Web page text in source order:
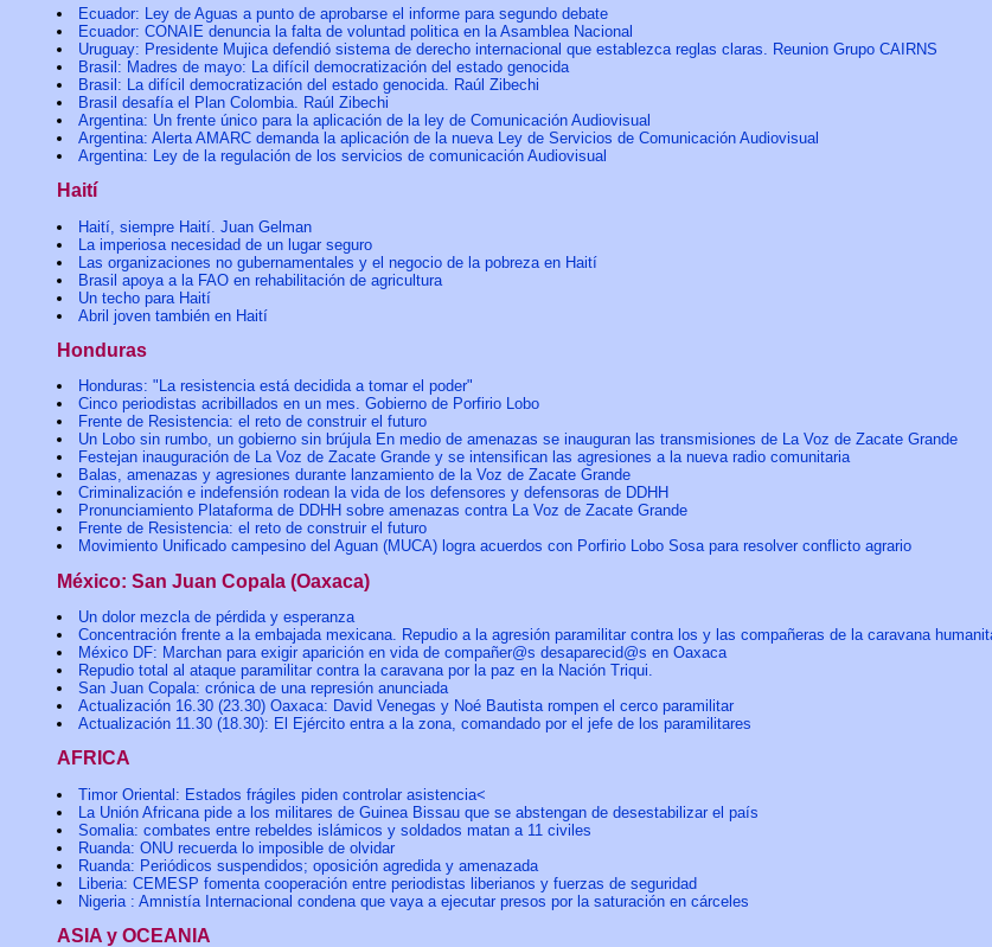
Ecuador: Ley de Aguas a punto de aprobarse el informe para segundo debate
Ecuador: CONAIE denuncia la falta de voluntad politica en la Asamblea Nacional
Uruguay: Presidente Mujica defendió sistema de derecho internacional que establezca reglas claras. Reunion Grupo CAIRNS
Brasil: Madres de mayo: La difícil democratización del estado genocida
Brasil: La difícil democratización del estado genocida. Raúl Zibechi
Brasil desafía el Plan Colombia. Raúl Zibechi
Argentina: Un frente único para la aplicación de la ley de Comunicación Audiovisual
Argentina: Alerta AMARC demanda la aplicación de la nueva Ley de Servicios de Comunicación Audiovisual
Argentina: Ley de la regulación de los servicios de comunicación Audiovisual
Haití
Haití, siempre Haití. Juan Gelman
La imperiosa necesidad de un lugar seguro
Las organizaciones no gubernamentales y el negocio de la pobreza en Haití
Brasil apoya a la FAO en rehabilitación de agricultura
Un techo para Haití
Abril joven también en Haití
Honduras
Honduras: "La resistencia está decidida a tomar el poder"
Cinco periodistas acribillados en un mes. Gobierno de Porfirio Lobo
Frente de Resistencia: el reto de construir el futuro
Un Lobo sin rumbo, un gobierno sin brújula En medio de amenazas se inauguran las transmisiones de La Voz de Zacate Grande
Festejan inauguración de La Voz de Zacate Grande y se intensifican las agresiones a la nueva radio comunitaria
Balas, amenazas y agresiones durante lanzamiento de la Voz de Zacate Grande
Criminalización e indefensión rodean la vida de los defensores y defensoras de DDHH
Pronunciamiento Plataforma de DDHH sobre amenazas contra La Voz de Zacate Grande
Frente de Resistencia: el reto de construir el futuro
Movimiento Unificado campesino del Aguan (MUCA) logra acuerdos con Porfirio Lobo Sosa para resolver conflicto agrario
México: San Juan Copala (Oaxaca)
Un dolor mezcla de pérdida y esperanza
Concentración frente a la embajada mexicana. Repudio a la agresión paramilitar contra los y las compañeras de la caravana
México DF: Marchan para exigir aparición en vida de compañer@s desaparecid@s en Oaxaca
Repudio total al ataque paramilitar contra la caravana por la paz en la Nación Triqui.
San Juan Copala: crónica de una represión anunciada
Actualización 16.30 (23.30) Oaxaca: David Venegas y Noé Bautista rompen el cerco paramilitar
Actualización 11.30 (18.30): El Ejército entra a la zona, comandado por el jefe de los paramilitares
AFRICA
Timor Oriental: Estados frágiles piden controlar asistencia<
La Unión Africana pide a los militares de Guinea Bissau que se abstengan de desestabilizar el país
Somalia: combates entre rebeldes islámicos y soldados matan a 11 civiles
Ruanda: ONU recuerda lo imposible de olvidar
Ruanda: Periódicos suspendidos; oposición agredida y amenazada
Liberia: CEMESP fomenta cooperación entre periodistas liberianos y fuerzas de seguridad
Nigeria : Amnistía Internacional condena que vaya a ejecutar presos por la saturación en cárceles
ASIA y OCEANIA